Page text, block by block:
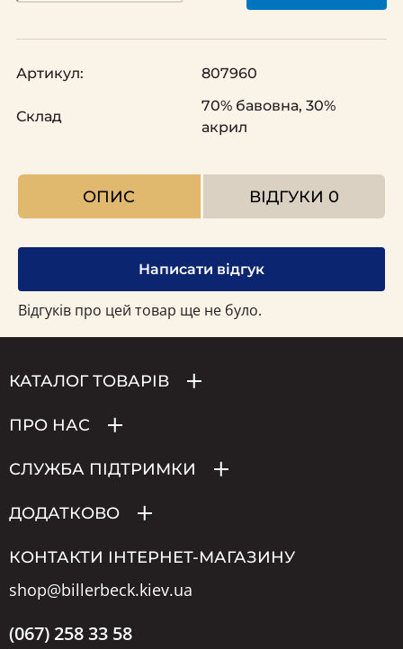
Артикул: 807960
Склад
70% бавовна, 30%
акрил
ОПИС ВІДГУКИ 0
Написати відгук
Відгуків про цей товар ще не було.
КАТАЛОГ ТОВАРІВ
ПРО НАС
СЛУЖБА ПІДТРИМКИ
ДОДАТКОВО
КОНТАКТИ ІНТЕРНЕТ-МАГАЗИНУ
shop@billerbeck.kiev.ua
(067) 258 33 58